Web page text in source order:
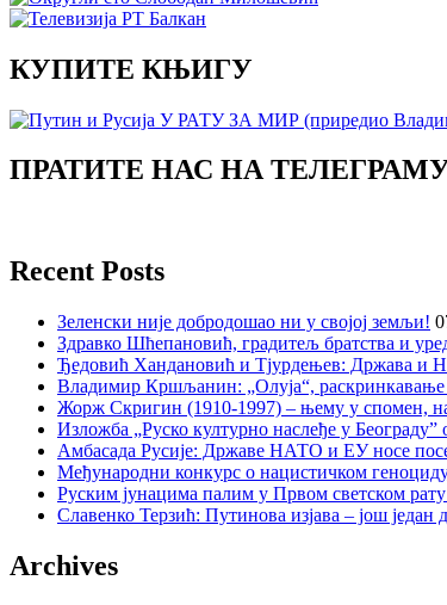
КУПИТЕ КЊИГУ
ПРАТИТЕ НАС НА
Recent Posts
Зеленски није добродошао ни у својој земљи!
Здравко Шћепановић, градитељ братства и
Ђедовић Хандановић и Тјурдењев: Држава и
Владимир Кршљанин: „Олуја“, раскринкавање
Жорж Скригин (1910-1997) – њему у спомен,
Изложба „Руско културно наслеђе у Београду”
Амбасада Русије: Државе НАТО и ЕУ носе
Међународни конкурс о нацистичком
Руским јунацима палим у Првом светском
Славенко Терзић: Путинова изјава – још један
Archives